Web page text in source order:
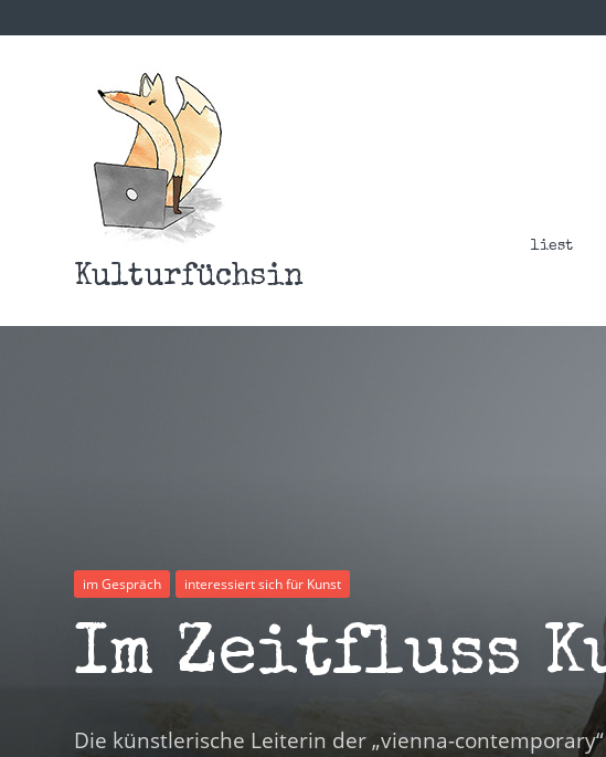
Kulturfüchsin
liest
im Gespräch interessiert sich für Kunst
Im Zeitfluss
Die künstlerische Leiterin der „vienna-